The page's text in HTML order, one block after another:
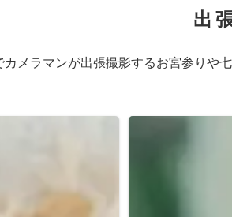
出
カメラマンが出張撮影するお宮参りや